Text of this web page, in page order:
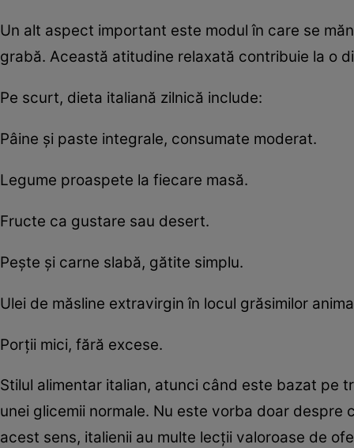
Un alt aspect important este modul în care se
grabă. Această atitudine relaxată contribuie la o
Pe scurt, dieta italiană zilnică include:
Pâine și paste integrale, consumate moderat.
Legume proaspete la fiecare masă.
Fructe ca gustare sau desert.
Pește și carne slabă, gătite simplu.
Ulei de măsline extravirgin în locul grăsimilor
Porții mici, fără excese.
Stilul alimentar italian, atunci când este bazat pe
unei glicemii normale. Nu este vorba doar despre
acest sens, italienii au multe lecții valoroase de